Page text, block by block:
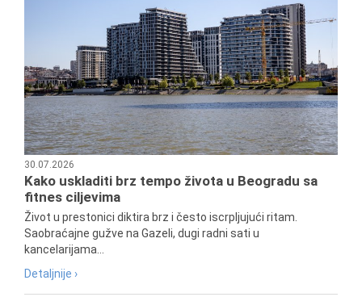
30.07.2026
Kako uskladiti brz tempo života u Beogradu sa
fitnes ciljevima
Život u prestonici diktira brz i često iscrpljujući ritam.
Saobraćajne gužve na Gazeli, dugi radni sati u
kancelarijama...
Detaljnije ›